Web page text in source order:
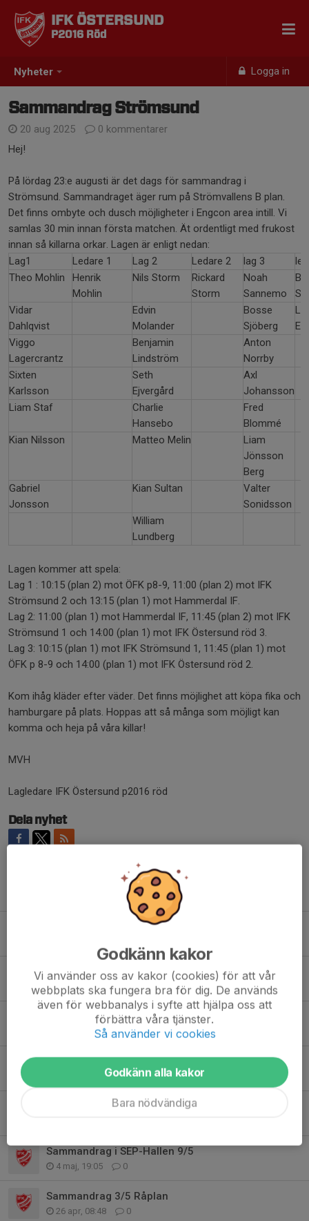
Nyheter Logga in
IFK ÖSTERSUND
P2016 Röd
Sammandrag Strömsund
20 aug 2025
0 kommentarer
Hej!
På lördag 23:e augusti är det dags för sammandrag i
Strömsund. Sammandraget äger rum på Strömvallens B plan.
Det finns ombyte och dusch möjligheter i Engcon area intill. Vi
samlas 30 min innan första matchen. Ät ordentligt med frukost
innan så killarna orkar. Lagen är enligt nedan:
Lag1
Ledare 1 Lag 2 Ledare 2 lag 3
Theo Mohlin
Henrik
Mohlin
Nils Storm
Rickard
Storm
Noah
Sannemo
Vidar
Dahlqvist
Edvin
Molander
Bosse
Sjöberg
Viggo
Lagercrantz
Benjamin
Lindström
Anton
Norrby
Sixten
Karlsson
Seth
Ejvergård
Axl
Johansson
Liam Staf
Charlie
Hansebo
Fred
Blommé
Kian Nilsson
Matteo Melin
Liam
Jönsson
Berg
Gabriel
Jonsson
Kian Sultan
Valter
Sonidsson
William
Lundberg
Lagen kommer att spela:
Lag 1 : 10:15 (plan 2) mot ÖFK p8-9, 11:00 (plan 2) mot IFK
Strömsund 2 och 13:15 (plan 1) mot Hammerdal IF.
Lag 2: 11:00 (plan 1) mot Hammerdal IF, 11:45 (plan 2) mot IFK
Strömsund 1 och 14:00 (plan 1) mot IFK Östersund röd 3.
Lag 3: 10:15 (plan 1) mot IFK Strömsund 1, 11:45 (plan 1) mot
ÖFK p 8-9 och 14:00 (plan 1) mot IFK Östersund röd 2.
Kom ihåg kläder efter väder. Det finns möjlighet att köpa fika och
hamburgare på plats. Hoppas att så många som möjligt kan
komma och heja på våra killar!
MVH
Lagledare IFK Östersund p2016 röd
Dela nyhet
HÄRNÖ FOTBOLLSFEST 21-23 augusti
Lilla Storsjöcupen 30/6
25 jun, 19:57 0
Uppdaterat spelschema sammandrag Duved!
19 maj, 10:18 0
Sammandrag i Duvedshallen 23/5
18 maj, 19:41 2
TRÄNINGSLÄGER NÄLDEN 30-31 MAJ
Sammandrag i SEP-Hallen 9/5
4 maj, 19:05 0
Sammandrag 3/5 Råplan
26 apr, 08:48 0
Godkänn kakor
Vi använder oss av kakor (cookies) för att vår
webbplats ska fungera bra för dig. De används
även för webbanalys i syfte att hjälpa oss att
förbättra våra tjänster.
Så använder vi cookies
Godkänn alla kakor
Bara nödvändiga